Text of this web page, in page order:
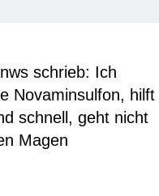
schrieb: Ich
Novaminsulfon, hilft
schnell, geht nicht
Magen